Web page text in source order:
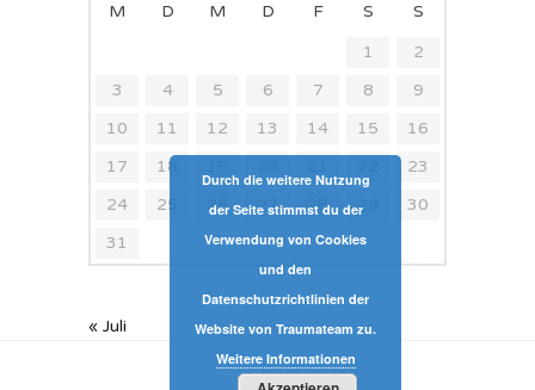
M D M D F S
S
1
2
3
4 5 6 7 8
9
10
11 12 13 14 15
16
17
18
23
24
25 26 27 28 29
30
31
« Juli
Durch die weitere Nutzung
der Seite stimmst du der
Verwendung von Cookies
und den
Datenschutzrichtlinien der
Website von Traumateam zu.
Weitere Informationen